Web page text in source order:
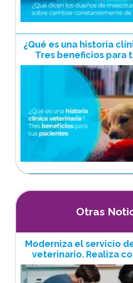
¿Qué es una historia
Tres beneficios para
Otras
Moderniza el servicio
veterinario. Realiza